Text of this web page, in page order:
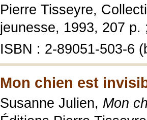
Pierre Tisseyre,
jeunesse, 1993, 207 p.
ISBN : 2-89051-503-6
Mon chien est
Susanne Julien, Mon